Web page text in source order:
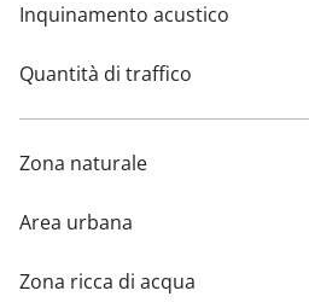
Inquinamento acustico
Quantità di traffico
Zona naturale
Area urbana
Zona ricca di acqua